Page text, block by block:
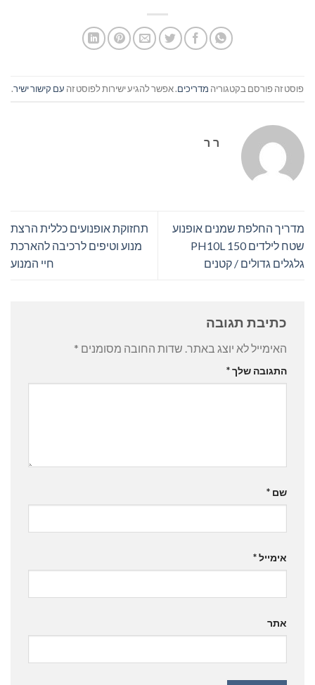
פוסט זה פורסם בקטגוריה מדריכים. אפשר להגיע ישירות לפוסט זה עם קישור ישיר.
ר ר
מדריך החלפת שמנים אופנוע
שטח לילדים PH10L 150
גלגלים גדולים / קטנים
תחזוקת אופנועים כללית הרצת
מנוע וטיפים לרכיבה להארכת
חיי המנוע
כתיבת תגובה
האימייל לא יוצג באתר. שדות החובה מסומנים *
התגובה שלך*
שם *
אימייל*
אתר